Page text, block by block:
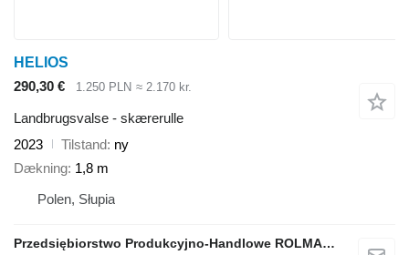
HELIOS
290,30 €
1.250 PLN ≈ 2.170 kr.
Landbrugsvalse - skærerulle
2023
Tilstand ny
Dækning 1,8 m
Polen, Słupia
Przedsiębiorstwo Produkcyjno-Handlowe ROLMAPOL Marcin Dziekan